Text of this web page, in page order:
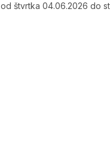
od štvrtka 04.06.2026 do